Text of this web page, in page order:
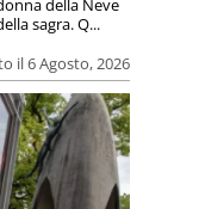
il 6 Agosto, 2026
della Neve
sagra. Q...